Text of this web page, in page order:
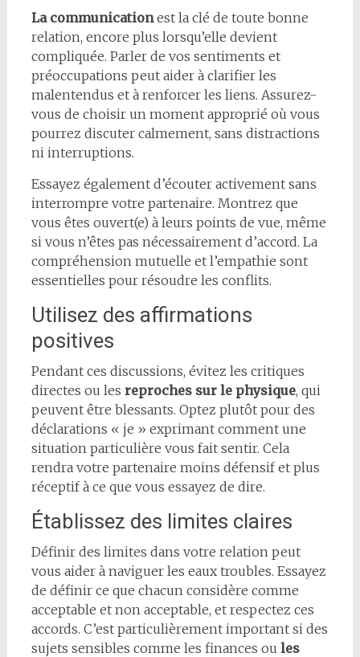
La communicationest la clé de toute bonne
relation, encore plus lorsqu’elle devient
compliquée. Parler de vos sentiments et
préoccupations peut aider à clarifier les
malentendus et à renforcer les liens. Assurez-
vous de choisir un moment approprié où vous
pourrez discuter calmement, sans distractions
ni interruptions.
Essayez également d’écouter activement sans
interrompre votre partenaire. Montrez que
vous êtes ouvert(e) à leurs points de vue, même
si vous n’êtes pas nécessairement d’accord. La
compréhension mutuelle et l’empathie sont
essentielles pour résoudre les conflits.
Utilisez des affirmations
positives
Pendant ces discussions, évitez les critiques
directes ou les reproches sur le physique, qui
peuvent être blessants. Optez plutôt pour des
déclarations « je » exprimant comment une
situation particulière vous fait sentir. Cela
rendra votre partenaire moins défensif et plus
réceptif à ce que vous essayez de dire.
Établissez des limites claires
Définir des limites dans votre relation peut
vous aider à naviguer les eaux troubles. Essayez
de définir ce que chacun considère comme
acceptable et non acceptable, et respectez ces
accords. C’est particulièrement important si des
sujets sensibles comme les finances ou les